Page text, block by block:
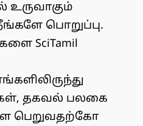
உருவாகும்
பொறுப்பு.
SciTamil
தகவல் பலகை
பெறுவதற்கோ